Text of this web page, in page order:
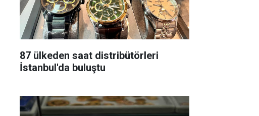
87 ülkeden saat distribütörleri
İstanbul'da buluştu